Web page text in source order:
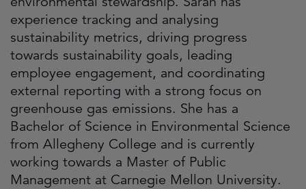
experience tracking and analysing
sustainability metrics, driving progress
towards sustainability goals, leading
employee engagement, and coordinating
external reporting with a strong focus on
greenhouse gas emissions. She has a
Bachelor of Science in Environmental Science
from Allegheny College and is currently
working towards a Master of Public
Management at Carnegie Mellon University.